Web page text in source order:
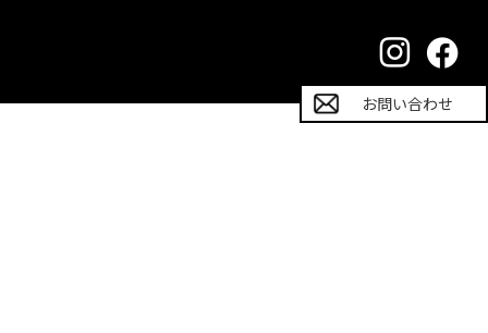
お問い合わせ